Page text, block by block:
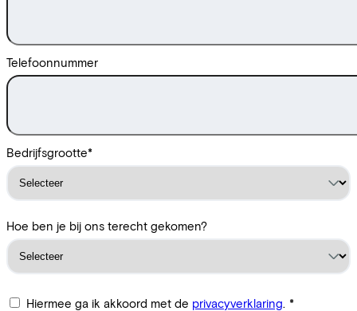
Telefoonnummer
Bedrijfsgrootte*
Hoe ben je bij ons terecht gekomen?
Hiermee ga ik akkoord met de privacyverklaring. *